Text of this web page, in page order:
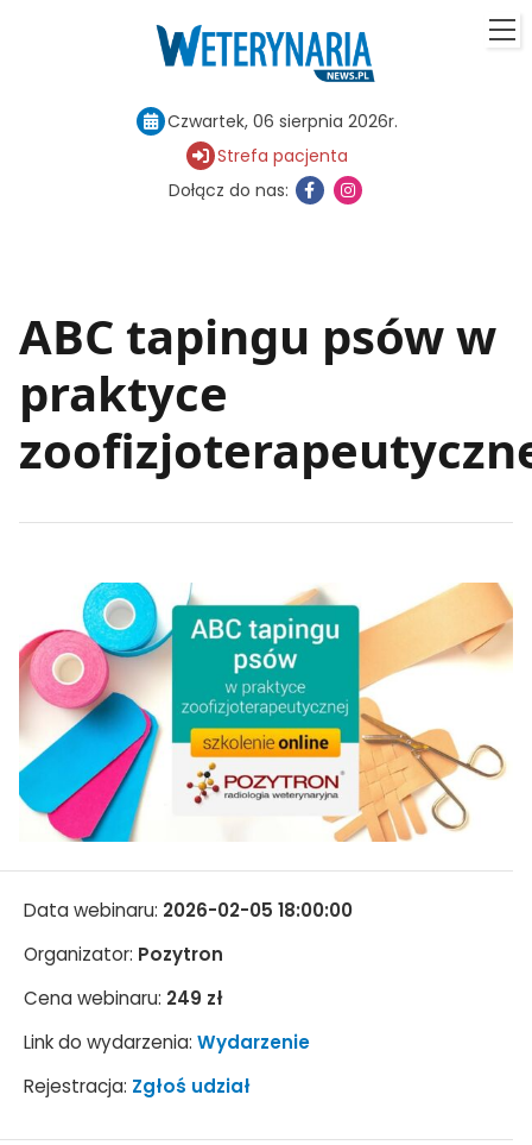
Czwartek, 06 sierpnia 2026r.
Strefa pacjenta
Dołącz do nas:
ABC tapingu psów w
praktyce
Data webinaru: 2026-02-05 18:00:00
Organizator: Pozytron
Cena webinaru: 249 zł
Link do wydarzenia: Wydarzenie
Rejestracja: Zgłoś udział